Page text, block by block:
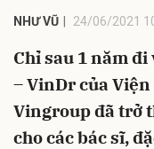
NHƯ VŨ 24/06/2021
Chỉ sau 1 năm
– VinDr của
Vingroup đã trở
cho các bác sĩ,